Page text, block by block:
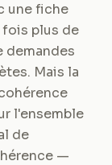
une fiche
plus de
demandes
Mais la
l'ensemble
de
—